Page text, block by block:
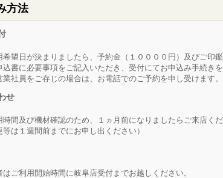
方法
希望日が決まりましたら、予約金（１００００円）及びご印
込書に必要事項をご記入いただき、受付にてお申込み手続きを
業社員をご存じの場合は、お電話でのご予約を申し受けます。
せ
時間及び機材確認のため、１ヵ月前になりましたらご来店くだ
等は１週間前までにお申し出ください）
はご利用開始時間に岐阜店受付までお越しください。